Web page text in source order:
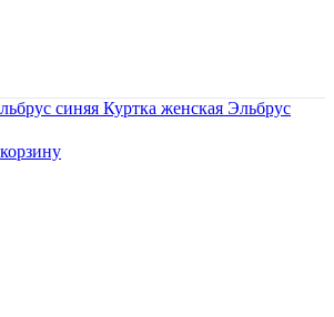
Куртка женская Эльбрус